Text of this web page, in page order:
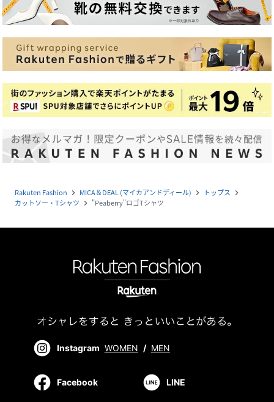
Rakuten Fashion navigate_next MICA＆DEAL (マイカアンドディール) navigate_next トップス navigate_next
カットソー・Tシャツ navigate_next "Peaberry"ロゴTシャツ
Instagram WOMEN / MEN
Facebook LINE